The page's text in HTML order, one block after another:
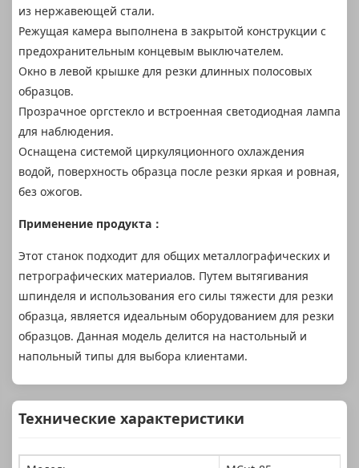
из нержавеющей стали.
Режущая камера выполнена в закрытой конструкции с
предохранительным концевым выключателем.
Окно в левой крышке для резки длинных полосовых
образцов.
Прозрачное оргстекло и встроенная светодиодная лампа
для наблюдения.
Оснащена системой циркуляционного охлаждения
водой, поверхность образца после резки яркая и ровная,
без ожогов.
Применение продукта：
Этот станок подходит для общих металлографических и
петрографических материалов. Путем вытягивания
шпинделя и использования его силы тяжести для резки
образца, является идеальным оборудованием для резки
образцов. Данная модель делится на настольный и
напольный типы для выбора клиентами.
Технические характеристики